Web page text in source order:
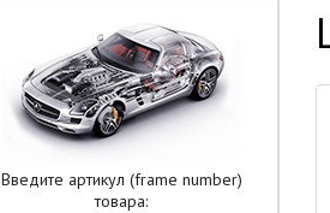
Введите артикул (frame number)
товара: